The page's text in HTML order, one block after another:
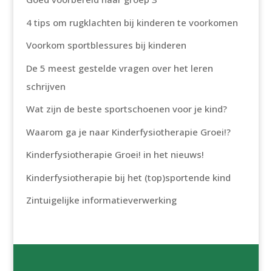
4 tips om rugklachten bij kinderen te voorkomen
Voorkom sportblessures bij kinderen
De 5 meest gestelde vragen over het leren
schrijven
Wat zijn de beste sportschoenen voor je kind?
Waarom ga je naar Kinderfysiotherapie Groei!?
Kinderfysiotherapie Groei! in het nieuws!
Kinderfysiotherapie bij het (top)sportende kind
Zintuigelijke informatieverwerking